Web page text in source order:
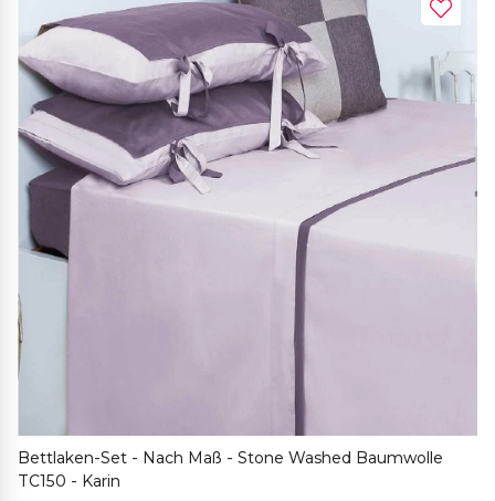
Bettlaken-Set - Nach Maß - Stone Washed Baumwolle
TC150 - Karin